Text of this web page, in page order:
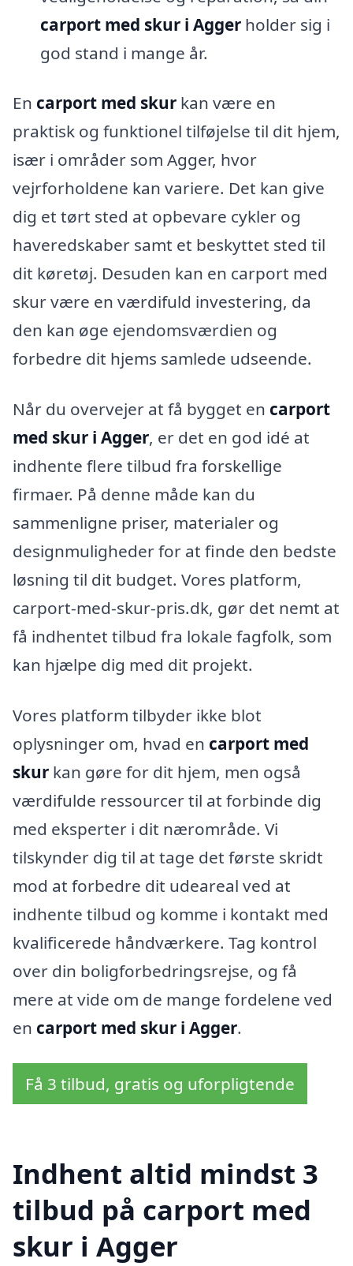
carport med skur i Aggerholder sig i
god stand i mange år.
En carport med skur kan være en
praktisk og funktionel tilføjelse til dit hjem,
især i områder som Agger, hvor
vejrforholdene kan variere. Det kan give
dig et tørt sted at opbevare cykler og
haveredskaber samt et beskyttet sted til
dit køretøj. Desuden kan en carport med
skur være en værdifuld investering, da
den kan øge ejendomsværdien og
forbedre dit hjems samlede udseende.
Når du overvejer at få bygget en carport
med skur i Agger, er det en god idé at
indhente flere tilbud fra forskellige
firmaer. På denne måde kan du
sammenligne priser, materialer og
designmuligheder for at finde den bedste
løsning til dit budget. Vores platform,
carport-med-skur-pris.dk, gør det nemt at
få indhentet tilbud fra lokale fagfolk, som
kan hjælpe dig med dit projekt.
Vores platform tilbyder ikke blot
oplysninger om, hvad en carport med
skur kan gøre for dit hjem, men også
værdifulde ressourcer til at forbinde dig
med eksperter i dit nærområde. Vi
tilskynder dig til at tage det første skridt
mod at forbedre dit udeareal ved at
indhente tilbud og komme i kontakt med
kvalificerede håndværkere. Tag kontrol
over din boligforbedringsrejse, og få
mere at vide om de mange fordelene ved
en carport med skur i Agger.
Få 3 tilbud, gratis og uforpligtende
Indhent altid mindst 3
tilbud på carport med
skur i Agger